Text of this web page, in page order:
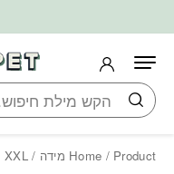
חיפוש
Home / Product מידה / XXL